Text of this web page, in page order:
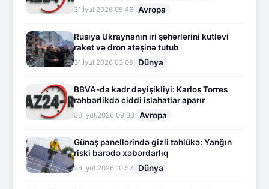
31.İyul.2026 05:46 Avropa
Rusiya Ukraynanın iri şəhərlərini kütləvi
raket və dron atəşinə tutub
31.İyul.2026 03:09 Dünya
BBVA-da kadr dəyişikliyi: Karlos Torres
rəhbərlikdə ciddi islahatlar aparır
30.İyul.2026 09:33 Avropa
Günəş panellərində gizli təhlükə: Yanğın
riski barədə xəbərdarlıq
26.İyul.2026 10:52 Dünya